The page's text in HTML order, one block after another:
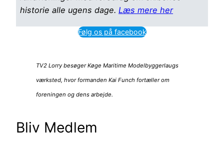
historie alle ugens dage. Læs mere her
Følg os på facebook
TV2 Lorry besøger Køge Maritime Modelbyggerlaugs
værksted, hvor formanden Kai Funch fortæller om
foreningen og dens arbejde.
Bliv Medlem